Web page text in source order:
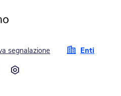
segnalazione
Enti